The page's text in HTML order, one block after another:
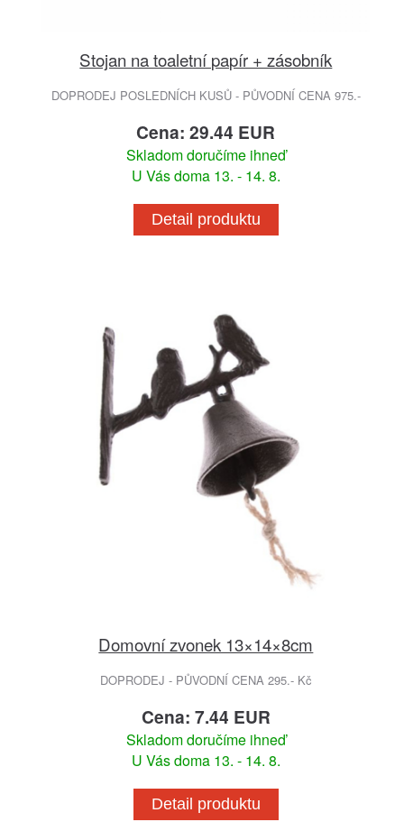
Stojan na toaletní papír + zásobník
DOPRODEJ POSLEDNÍCH KUSŮ - PŮVODNÍ CENA 975.-
Cena: 29.44 EUR
Skladom doručíme ihneď
U Vás doma 13. - 14. 8.
Detail produktu
Domovní zvonek 13×14×8cm
DOPRODEJ - PŮVODNÍ CENA 295.- Kč
Cena: 7.44 EUR
Skladom doručíme ihneď
U Vás doma 13. - 14. 8.
Detail produktu